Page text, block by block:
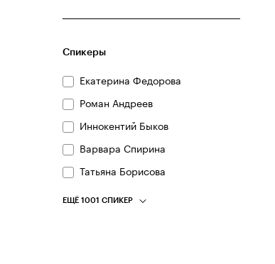
Спикеры
Екатерина Федорова
Роман Андреев
Иннокентий Быков
Варвара Спирина
Татьяна Борисова
ЕЩЁ 1001 СПИКЕР